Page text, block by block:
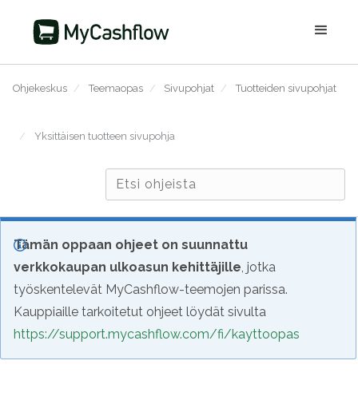
Ohjekeskus / Teemaopas / Sivupohjat / Tuotteiden sivupohjat
/ Yksittäisen tuotteen sivupohja
Tämän oppaan ohjeet on suunnattu
verkkokaupan ulkoasun kehittäjille, jotka
työskentelevät MyCashflow-teemojen parissa.
Kauppiaille tarkoitetut ohjeet löydät sivulta
https://support.mycashflow.com/fi/kayttoopas